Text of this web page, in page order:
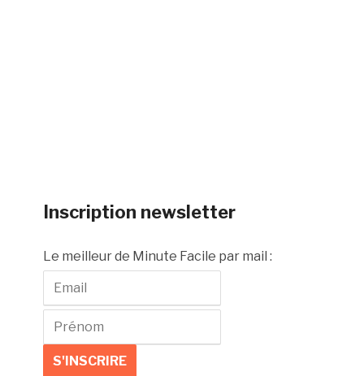
Inscription newsletter
Le meilleur de Minute Facile par mail :